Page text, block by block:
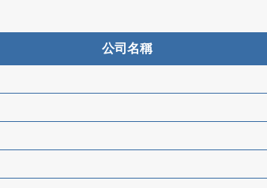
公司名稱